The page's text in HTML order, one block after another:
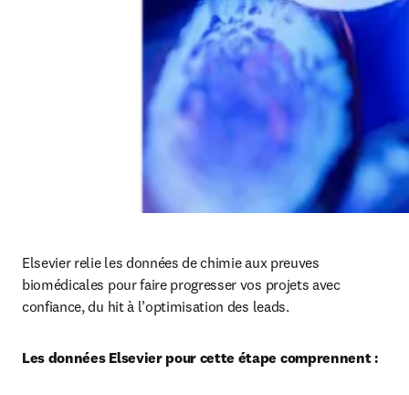
Elsevier relie les données de chimie aux preuves
biomédicales pour faire progresser vos projets avec
confiance, du hit à l’optimisation des leads.
Les données Elsevier pour cette étape comprennent :